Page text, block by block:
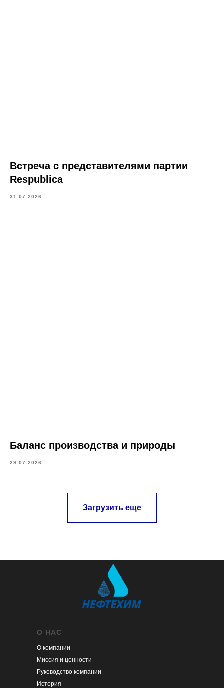
Встреча с представителями партии
Respublica
31.07.2026
Баланс производства и природы
29.07.2026
Загрузить еще
О НАС
О компании
Миссия и ценности
Руководство компании
История